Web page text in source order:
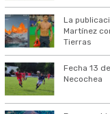
La
Martínez
Tierras
Fecha 13
Necochea